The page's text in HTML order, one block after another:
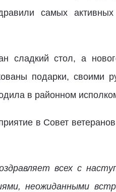
самых
сладкий стол, а
подарки, своими
в районном
в Совет
всех с
неожиданными